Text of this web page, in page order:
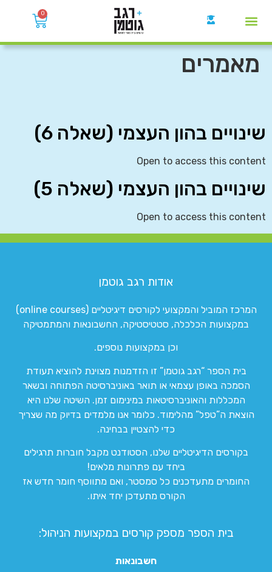
0
מאמרים
שינויים בהון העצמי (שאלה 6)
Open to access this content
שינויים בהון העצמי (שאלה 5)
Open to access this content
אודות רגב גוטמן
המרכז המוביל והמקצועי לקורסים דיגיטליים (online courses)
במקצועות הכלכלה, סטטיסטיקה, החשבונאות והמתמטיקה
וכן במקצועות נוספים.
בית הספר “רגב גוטמן” זו הזדמנות מצוינת להוציא תעודת
הסמכה באופן עצמאי או תואר באוניברסיטה הפתוחה ובשאר
המכללות והאוניברסיטאות במינימום זמן. השיטה שלנו היא
הוצאת ה”טפל” מהלימוד. כלומר אנו מלמדים בדיוק מה שצריך
כדי להצטיין בבחינה.
בקורסים הדיגיטליים שלנו, הסטודנט מקבל חוברות תרגילים
ביחד עם פתרונות מלאים!
החומרים מתעדכנים כל סמסטר, ואם מתווסף חומר חדש אז
הקורס מתעדכן יחד איתו.
בית הספר מספק קורסים במקצועות הניהול:
חשבונאות